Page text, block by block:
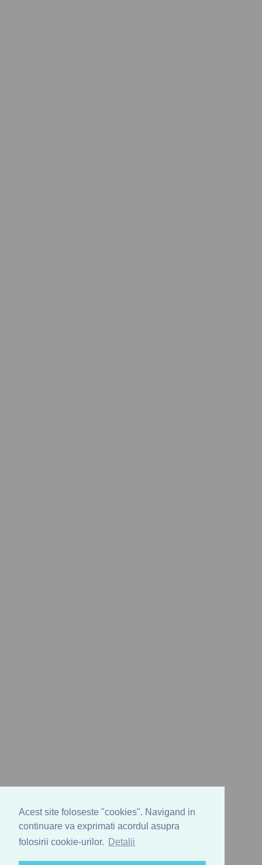
Acest site foloseste "cookies". Navigand in
continuare va exprimati acordul asupra
folosirii cookie-urilor.
Detalii